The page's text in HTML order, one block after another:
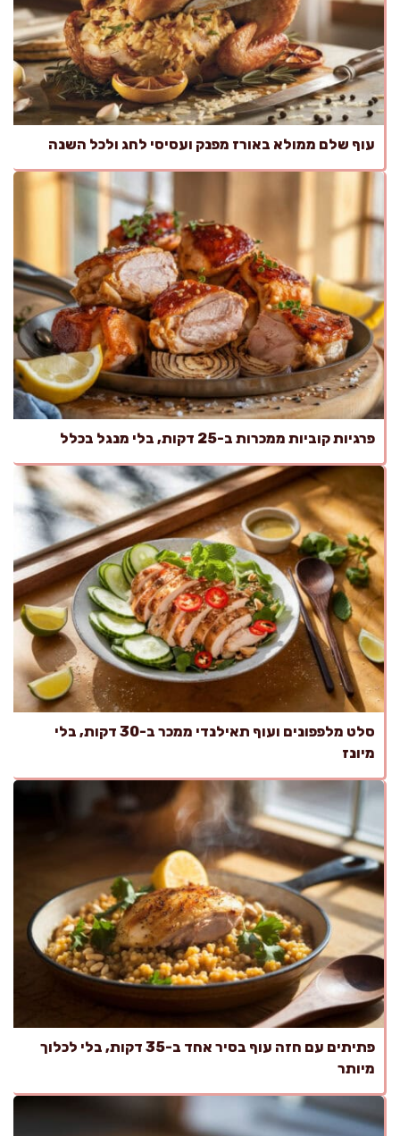
עוף שלם ממולא באורז מפנק ועסיסי לחג ולכל השנה
פרגיות קוביות ממכרות ב-25 דקות, בלי מנגל בכלל
סלט מלפפונים ועוף תאילנדי ממכר ב-30 דקות, בלי
מיונז
פתיתים עם חזה עוף בסיר אחד ב-35 דקות, בלי לכלוך
מיותר